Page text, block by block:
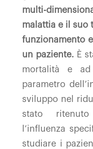
multi-
malattia e il suo
funzionamento
un paziente.È
mortalità e
parametro
sviluppo nel
stato
l’influenza
studiare i